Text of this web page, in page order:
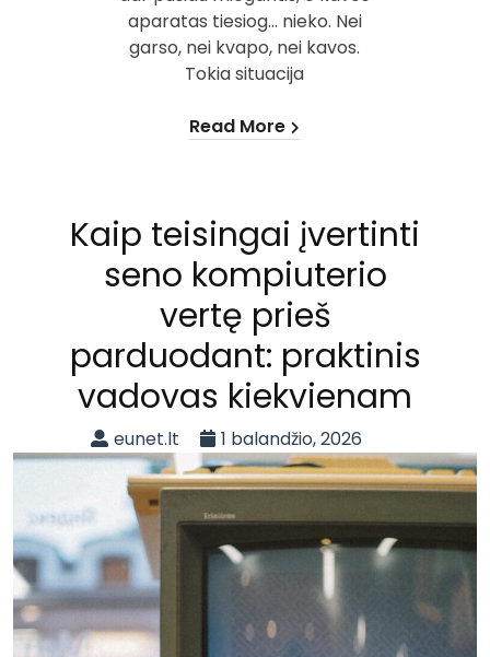
aparatas tiesiog… nieko. Nei
garso, nei kvapo, nei kavos.
Tokia situacija
Read More
Kaip teisingai įvertinti
seno kompiuterio
vertę prieš
parduodant: praktinis
vadovas kiekvienam
eunet.lt 1 balandžio, 2026